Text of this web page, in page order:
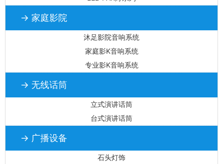
→ 家庭影院
沐足影院音响系统
家庭影K音响系统
专业影K音响系统
→ 无线话筒
立式演讲话筒
台式演讲话筒
→ 广播设备
石头灯饰